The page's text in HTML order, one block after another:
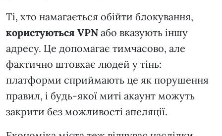
Ті, хто намагається обійти блокування,
користуються VPN або вказують іншу
адресу. Це допомагає тимчасово, але
фактично штовхає людей у тінь:
платформи сприймають це як порушення
правил, і будь-якої миті акаунт можуть
закрити без можливості апеляції.